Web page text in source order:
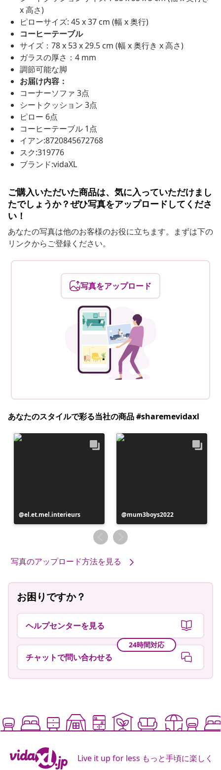
x 高さ)
ピローサイズ: 45 x 37 cm (幅 x 奥行)
コーヒーテーブル
サイズ：78 x 53 x 29.5 cm (幅 x 奥行き x 高さ)
ガラスの厚さ：4 mm
調節可能な脚
お届け内容：
コーナーソファ 3点
シートクッション 3点
ピロー 6点
コーヒーテーブル 1点
イアン:8720845672768
スク:319776
ブランド:vidaXL
ご購入いただいた商品は、気に入っていただけまし
たでしょうか？ぜひ写真をアップロードしてくださ
い！
あなたの写真は他のお客様のお役に立ちます。まずは下の
リンクからご登録ください。
写真をアップロード
あなたのスタイルで彩る当社の商品 #sharemevidaxl
投
稿
el.et.mel.interieurs
投
稿
者
mum3boys2022
写真のアップロード方法を見る
お困りですか？
ヘルプセンターを見る
24時間対応
チャットで問い合わせる
Live it up for less もっと手頃に楽しく